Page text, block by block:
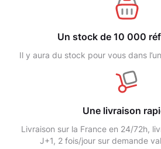
Un stock de 10 000
Il y aura du stock pour vous dans
Une livraison
Livraison sur la France en 24/72h,
J+1, 2 fois/jour sur demande